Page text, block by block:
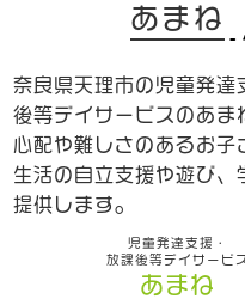
あまね
奈良県天理市の児童発達
後等デイサービスのあま
心配や難しさのあるお子
生活の自立支援や遊び、
提供します。
児童発達支援・
放課後等デイサービス
あまね